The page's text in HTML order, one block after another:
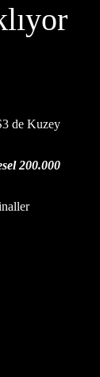
de Kuzey
200.000